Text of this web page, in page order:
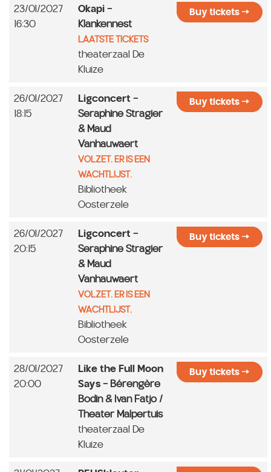
23/01/2027
16:30
Okapi -
Klankennest
LAATSTE TICKETS
theaterzaal De
Kluize
Buy tickets
26/01/2027
18:15
Ligconcert -
Seraphine Stragier
& Maud
Vanhauwaert
VOLZET. ER IS EEN
WACHTLIJST.
Bibliotheek
Oosterzele
Buy tickets
26/01/2027
20:15
Ligconcert -
Seraphine Stragier
& Maud
Vanhauwaert
VOLZET. ER IS EEN
WACHTLIJST.
Bibliotheek
Oosterzele
Buy tickets
28/01/2027
20:00
Like the Full Moon
Says - Bérengère
Bodin & Ivan Fatjo /
Theater Malpertuis
theaterzaal De
Kluize
Buy tickets